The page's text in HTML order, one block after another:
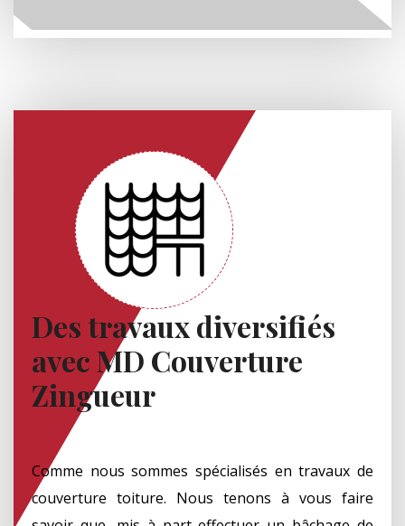
Des travaux diversifiés
avec MD Couverture
Zingueur
Comme nous sommes spécialisés en travaux de
couverture toiture. Nous tenons à vous faire